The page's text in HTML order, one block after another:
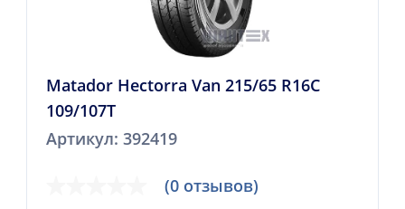
Matador Hectorra Van 215/65 R16C
109/107T
Артикул: 392419
(0 отзывов)